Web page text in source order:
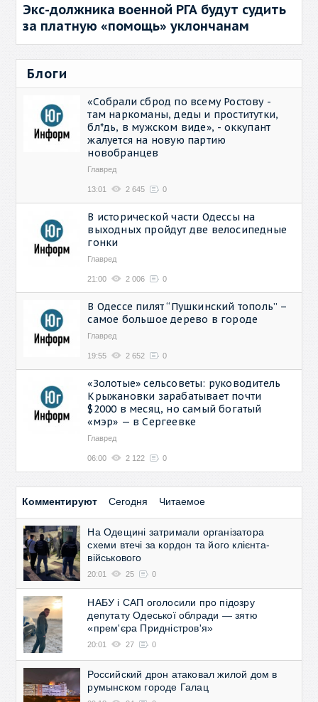
Экс-должника военной РГА будут судить
за платную «помощь» уклончанам
Блоги
«Собрали сброд по всему Ростову -
там наркоманы, деды и проститутки,
бл*дь, в мужском виде», - оккупант
жалуется на новую партию
новобранцев
Главред
13:01 2 645 0
В исторической части Одессы на
выходных пройдут две велосипедные
гонки
Главред
21:00 2 006 0
В Одессе пилят “Пушкинский тополь” –
самое большое дерево в городе
Главред
19:55 2 652 0
«Золотые» сельсоветы: руководитель
Крыжановки зарабатывает почти
$2000 в месяц, но самый богатый
«мэр» — в Сергеевке
Главред
06:00 2 122 0
Комментируют Сегодня Читаемое
На Одещині затримали організатора
схеми втечі за кордон та його клієнта-
військового
20:01 25 0
НАБУ і САП оголосили про підозру
депутату Одеської облради — зятю
«прем'єра Придністров'я»
20:01 27 0
Российский дрон атаковал жилой дом в
румынском городе Галац